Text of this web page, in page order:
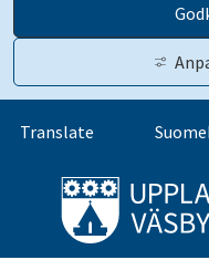
Gå till innehåll
Translate